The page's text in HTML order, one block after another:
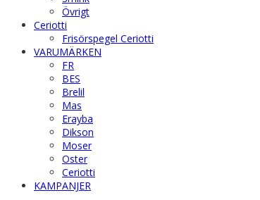
Övrigt
Ceriotti
Frisörspegel Ceriotti
VARUMÄRKEN
FR
BES
Brelil
Mas
Erayba
Dikson
Moser
Oster
Ceriotti
KAMPANJER